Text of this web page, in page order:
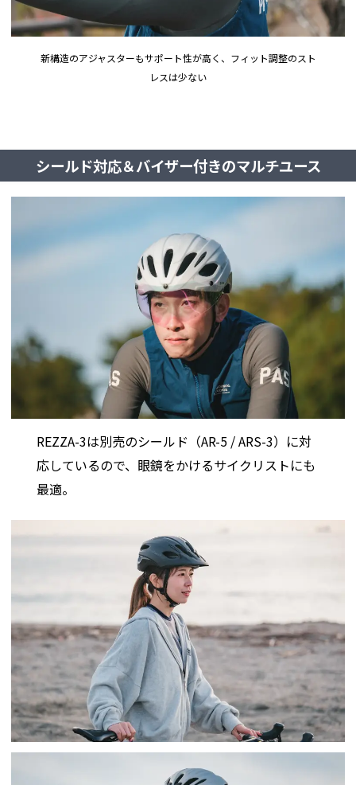
新構造のアジャスターもサポート性が高く、フィット調整のスト
レスは少ない
シールド対応＆バイザー付きのマルチユース
REZZA-3は別売のシールド（AR-5 / ARS-3）に対
応しているので、眼鏡をかけるサイクリストにも
最適。